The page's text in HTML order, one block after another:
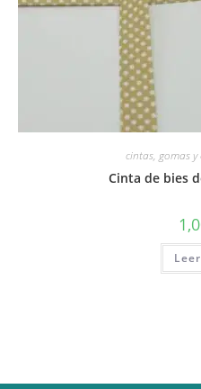
cintas, gomas y
Cinta de bies